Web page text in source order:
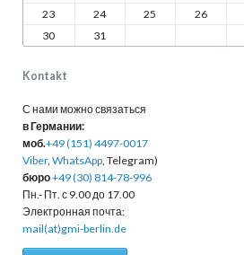
23
24 25 26
30
31
Kontakt
С нами можно связаться
в Германии:
моб.+49 (151) 4497-0017
Viber, WhatsApp, Telegram)
бюро+49 (30) 814-78-996
Пн.- Пт. с 9.00 до 17.00
Электронная почта:
mail(at)gmi-berlin.de